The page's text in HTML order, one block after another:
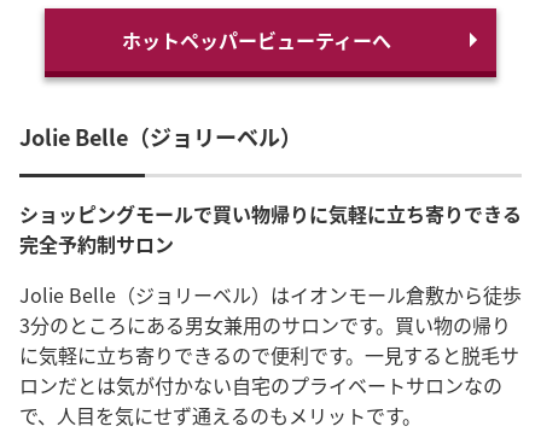
ホットペッパービューティーへ
Jolie Belle（ジョリーベル）
ショッピングモールで買い物帰りに気軽に立ち寄りできる
完全予約制サロン
Jolie Belle（ジョリーベル）はイオンモール倉敷から徒歩
3分のところにある男女兼用のサロンです。買い物の帰り
に気軽に立ち寄りできるので便利です。一見すると脱毛サ
ロンだとは気が付かない自宅のプライベートサロンなの
で、人目を気にせず通えるのもメリットです。